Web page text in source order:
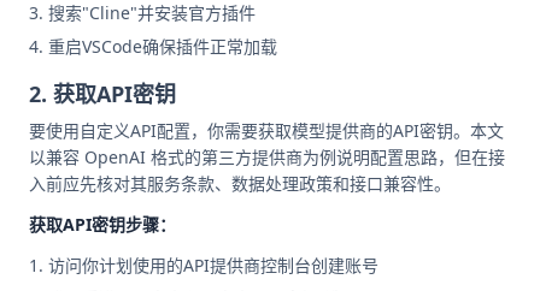
搜索"Cline"并安装官方插件
重启VSCode确保插件正常加载
2. 获取API密钥
要使用自定义API配置，你需要获取模型提供商的API密钥。本文
以兼容 OpenAI 格式的第三方提供商为例说明配置思路，但在接
入前应先核对其服务条款、数据处理政策和接口兼容性。
获取API密钥步骤：
访问你计划使用的API提供商控制台创建账号